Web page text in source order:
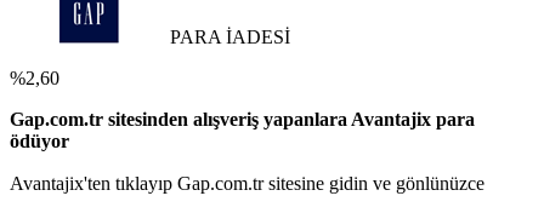
PARA İADESİ
%2,60
Gap.com.tr sitesinden alışveriş yapanlara Avantajix para
ödüyor
Avantajix'ten tıklayıp Gap.com.tr sitesine gidin ve gönlünüzce